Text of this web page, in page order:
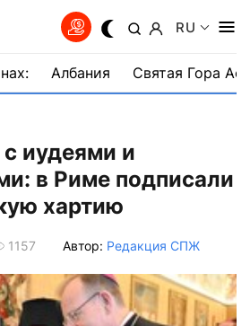
RU
Албания Святая Гора
иудеями и
в Риме подписали
хартию
1157 Автор: Редакция СПЖ